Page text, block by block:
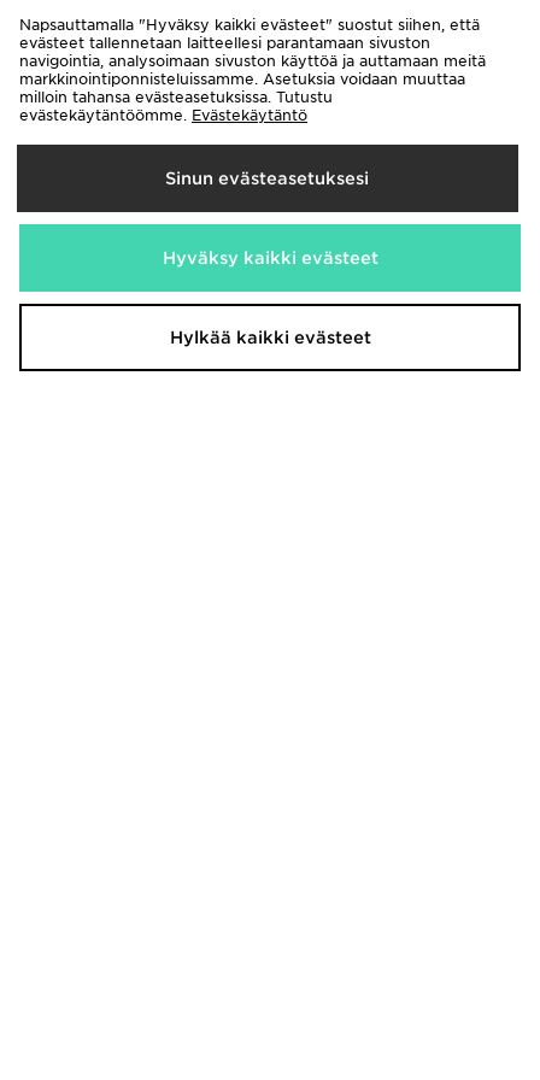
New Era MLB New York Yankees
New Era MLB 9FORTY New York
27,00€
Napsauttamalla "Hyväksy kaikki evästeet" suostut siihen, että
evästeet tallennetaan laitteellesi parantamaan sivuston
navigointia, analysoimaan sivuston käyttöä ja auttamaan meitä
markkinointiponnisteluissamme. Asetuksia voidaan muuttaa
milloin tahansa evästeasetuksissa. Tutustu
evästekäytäntöömme. Evästekäytäntö
Sinun evästeasetuksesi
Hyväksy kaikki evästeet
Hylkää kaikki evästeet